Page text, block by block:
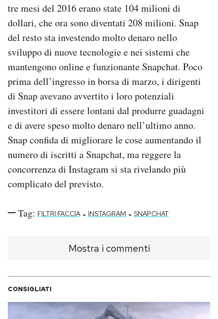
tre mesi del 2016 erano state 104 milioni di
dollari, che ora sono diventati 208 milioni. Snap
del resto sta investendo molto denaro nello
sviluppo di nuove tecnologie e nei sistemi che
mantengono online e funzionante Snapchat. Poco
prima dell’ingresso in borsa di marzo, i dirigenti
di Snap avevano avvertito i loro potenziali
investitori di essere lontani dal produrre guadagni
e di avere speso molto denaro nell’ultimo anno.
Snap confida di migliorare le cose aumentando il
numero di iscritti a Snapchat, ma reggere la
concorrenza di Instagram si sta rivelando più
complicato del previsto.
Tag: FILTRI FACCIA - INSTAGRAM - SNAPCHAT
Mostra i commenti
CONSIGLIATI